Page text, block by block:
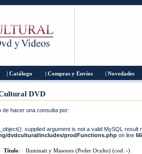
| Catálogo | Compras y Envíos | Novedades
DVD
de hacer una consulta por:
supplied argument is not a valid MySQL result
dvdcultural/includes/prodFunctions.php on line 66
Título: Iluminati y Masones (Poder Oculto) (cod: -)